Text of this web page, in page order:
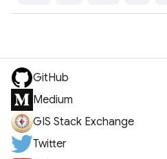
GitHub
Medium
GIS Stack Exchange
Twitter